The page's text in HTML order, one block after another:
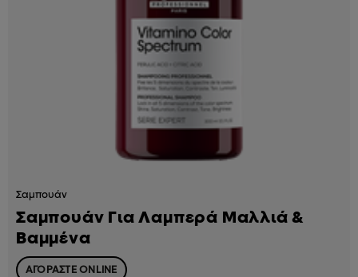
Σαμπουάν
Σαμπουάν Για Λαμπερά Μαλλιά &
Βαμμένα
ΑΓΟΡΑΣΤΕ ONLINE